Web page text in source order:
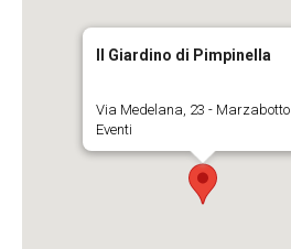
Il Giardino di Pimpinella
Via Medelana, 23 - Marzabotto
Eventi